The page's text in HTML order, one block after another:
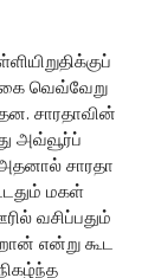
வெவ்வேறு
சாரதாவின்
அவ்வூர்ப்
சாரதா
மகள்
வசிப்பதும்
என்று கூட